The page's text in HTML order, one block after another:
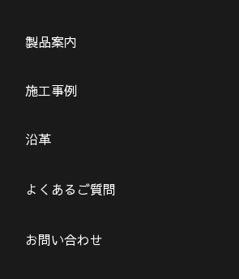
製品案内
施工事例
沿革
よくあるご質問
お問い合わせ